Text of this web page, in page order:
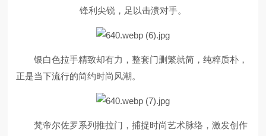
锋利尖锐，足以击溃对手。
银白色拉手精致却有力，整套门删繁就简，纯粹质朴，
正是当下流行的简约时尚风潮。
梵帝尔佐罗系列推拉门，捕捉时尚艺术脉络，激发创作